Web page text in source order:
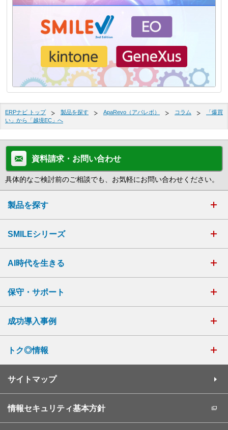
ERPナビ トップ 製品を探す ApaRevo（アパレボ） コラム
「爆買
い」から「越境EC」へ
資料請求・お問い合わせ
具体的なご検討前のご相談でも、お気軽にお問い合わせください。
製品を探す
SMILEシリーズ
AI時代を生きる
保守・サポート
成功導入事例
トク◎情報
サイトマップ
情報セキュリティ基本方針